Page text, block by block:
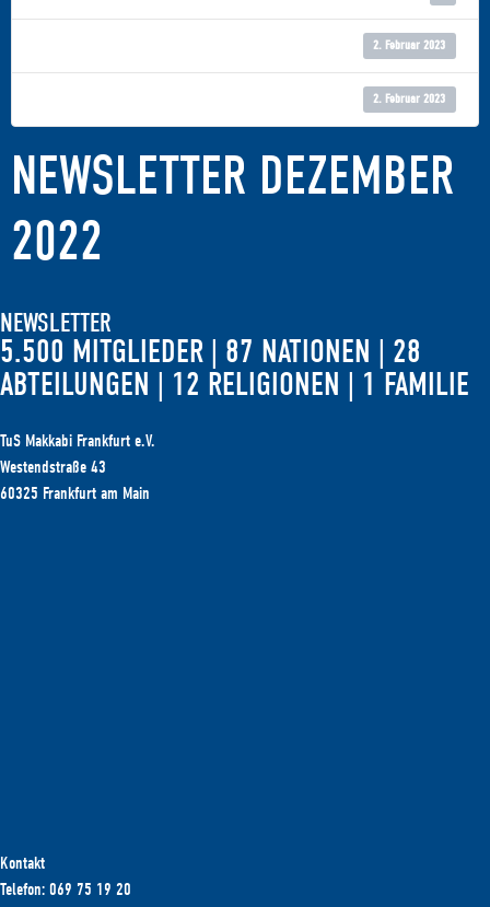
2. Februar 2023
2. Februar 2023
NEWSLETTER DEZEMBER
2022
NEWSLETTER
5.500 MITGLIEDER | 87 NATIONEN | 28
ABTEILUNGEN | 12 RELIGIONEN | 1 FAMILIE
TuS Makkabi Frankfurt e.V.
Westendstraße 43
60325 Frankfurt am Main
Kontakt
Telefon: 069 75 19 20